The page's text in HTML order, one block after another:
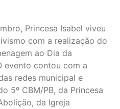
Princesa Isabel viveu
com a realização do
ao Dia da
evento contou com a
redes municipal e
5º CBM/PB, da Princesa
da Igreja